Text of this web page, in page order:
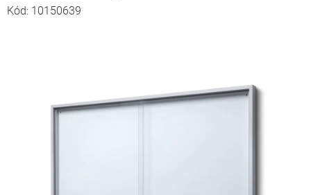
Kód: 10150639